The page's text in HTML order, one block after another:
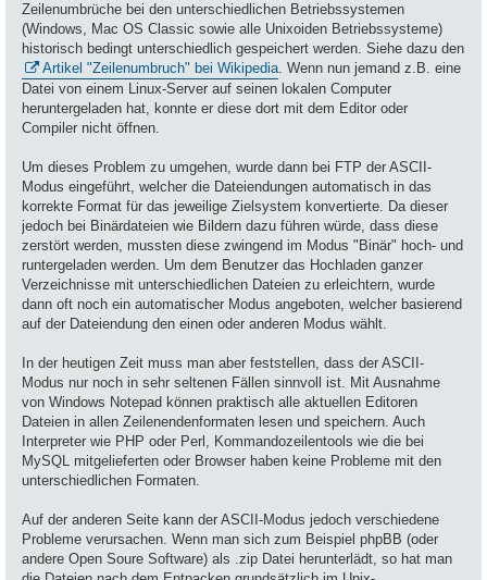
Zeilenumbrüche bei den unterschiedlichen Betriebssystemen
(Windows, Mac OS Classic sowie alle Unixoiden Betriebssysteme)
historisch bedingt unterschiedlich gespeichert werden. Siehe dazu den
Artikel "Zeilenumbruch" bei Wikipedia. Wenn nun jemand z.B. eine
Datei von einem Linux-Server auf seinen lokalen Computer
heruntergeladen hat, konnte er diese dort mit dem Editor oder
Compiler nicht öffnen.
Um dieses Problem zu umgehen, wurde dann bei FTP der ASCII-
Modus eingeführt, welcher die Dateiendungen automatisch in das
korrekte Format für das jeweilige Zielsystem konvertierte. Da dieser
jedoch bei Binärdateien wie Bildern dazu führen würde, dass diese
zerstört werden, mussten diese zwingend im Modus "Binär" hoch- und
runtergeladen werden. Um dem Benutzer das Hochladen ganzer
Verzeichnisse mit unterschiedlichen Dateien zu erleichtern, wurde
dann oft noch ein automatischer Modus angeboten, welcher basierend
auf der Dateiendung den einen oder anderen Modus wählt.
In der heutigen Zeit muss man aber feststellen, dass der ASCII-
Modus nur noch in sehr seltenen Fällen sinnvoll ist. Mit Ausnahme
von Windows Notepad können praktisch alle aktuellen Editoren
Dateien in allen Zeilenendenformaten lesen und speichern. Auch
Interpreter wie PHP oder Perl, Kommandozeilentools wie die bei
MySQL mitgelieferten oder Browser haben keine Probleme mit den
unterschiedlichen Formaten.
Auf der anderen Seite kann der ASCII-Modus jedoch verschiedene
Probleme verursachen. Wenn man sich zum Beispiel phpBB (oder
andere Open Soure Software) als .zip Datei herunterlädt, so hat man